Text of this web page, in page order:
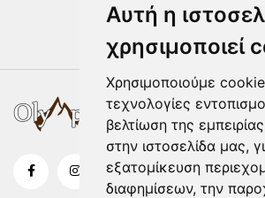
Αυτή η
χρησιμοποιεί
Χρησιμοποιούμε
τεχνολογίες
βελτίωση της
στην ιστοσελίδα μας,
εξατομίκευση
διαφημίσεων, την